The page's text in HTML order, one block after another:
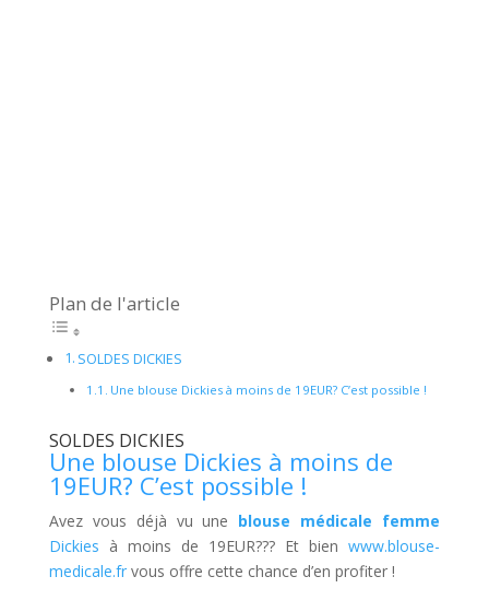
Plan de l'article
SOLDES DICKIES
Une blouse Dickies à moins de 19EUR? C’est possible !
SOLDES DICKIES
Une blouse Dickies à moins de
19EUR? C’est possible !
Avez vous déjà vu une blouse médicale femme
Dickies à moins de 19EUR??? Et bienwww.blouse-
medicale.frvous offre cette chance d’en profiter !